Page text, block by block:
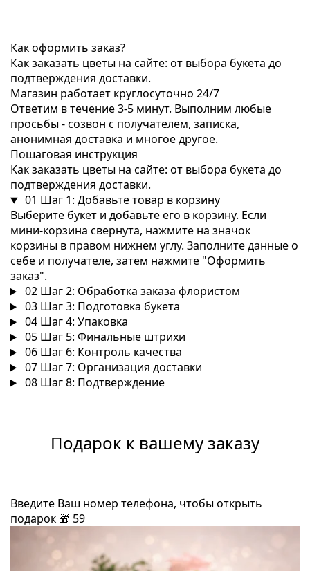
Как оформить заказ?
Как заказать цветы на сайте: от выбора букета до
подтверждения доставки.
Магазин работает круглосуточно 24/7
Ответим в течение 3-5 минут. Выполним любые
просьбы - созвон с получателем, записка,
анонимная доставка и многое другое.
Пошаговая инструкция
Как заказать цветы на сайте: от выбора букета до
подтверждения доставки.
01 Шаг 1: Добавьте товар в корзину
Выберите букет и добавьте его в корзину. Если
мини-корзина свернута, нажмите на значок
корзины в правом нижнем углу. Заполните данные о
себе и получателе, затем нажмите "Оформить
заказ".
02 Шаг 2: Обработка заказа флористом
03 Шаг 3: Подготовка букета
04 Шаг 4: Упаковка
05 Шаг 5: Финальные штрихи
06 Шаг 6: Контроль качества
07 Шаг 7: Организация доставки
08 Шаг 8: Подтверждение
Подарок к вашему заказу
Введите Ваш номер телефона, чтобы открыть
подарок 🎁 59